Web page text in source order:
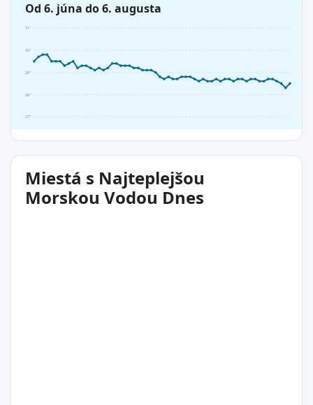
Od 6. júna do 6. augusta
27°
28°
29°
30°
31°
Miestá s Najteplejšou
Morskou Vodou Dnes